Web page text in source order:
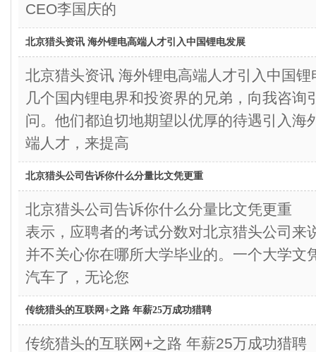
CEO李国庆的
北京猎头资讯 海外锂电高端人才引入中国锂电发展
北京猎头资讯 海外锂电高端人才引入中
几个国内锂电界和投资界的兄弟，向我咨询
问。他们都迫切地期望以优厚的待遇引入海
端人才，来提高
北京猎头公司告诉你什么分量比文凭更重
北京猎头公司告诉你什么分量比文凭更重
表示，应聘者的考试分数对北京猎头公司来
并不关心你在哪所大学毕业的。一个大学文
汽车了，无论您
传统猎头的互联网+之路 年薪25万成功猎聘
传统猎头的互联网+之路 年薪25万成功猎